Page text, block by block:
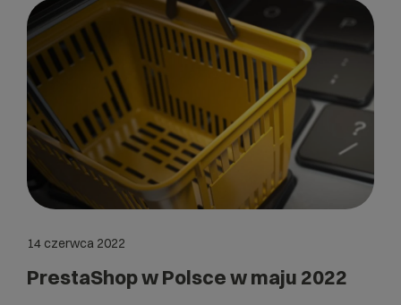
14 czerwca 2022
PrestaShop w Polsce w maju 2022